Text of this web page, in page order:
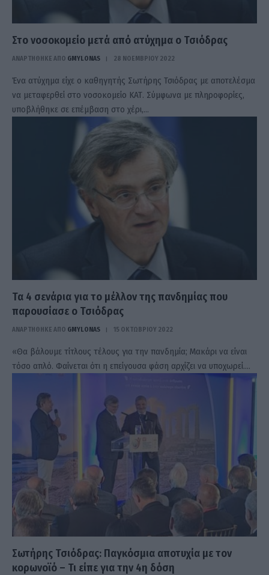
Στο νοσοκομείο μετά από ατύχημα ο Τσιόδρας
ΑΝΑΡΤΗΘΗΚΕ ΑΠΟ GMYLONAS 28 ΝΟΕΜΒΡΊΟΥ 2022
Ένα ατύχημα είχε ο καθηγητής Σωτήρης Τσιόδρας με αποτελέσμα
να μεταφερθεί στο νοσοκομείο ΚΑΤ. Σύμφωνα με πληροφορίες,
υποβλήθηκε σε επέμβαση στο χέρι,…
Τα 4 σενάρια για το μέλλον της πανδημίας που
παρουσίασε ο Τσιόδρας
ΑΝΑΡΤΗΘΗΚΕ ΑΠΟ GMYLONAS 15 ΟΚΤΩΒΡΊΟΥ 2022
«Θα βάλουμε τίτλους τέλους για την πανδημία; Μακάρι να είναι
τόσο απλό. Φαίνεται ότι η επείγουσα φάση αρχίζει να υποχωρεί.…
Σωτήρης Τσιόδρας: Παγκόσμια αποτυχία με τον
κορωνοϊό – Τι είπε για την 4η δόση